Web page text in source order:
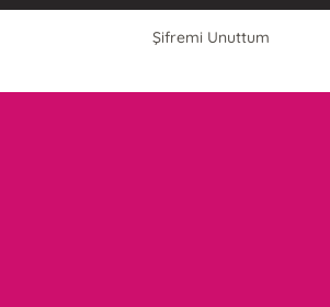
Şifremi Unuttum